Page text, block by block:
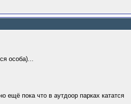
особа)...
ещё пока что в аутдоор парках кататся